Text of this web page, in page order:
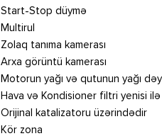
Start-Stop düymə
Multirul
Zolaq tanıma kamerası
Arxa görüntü kamerası
Motorun yağı və qutunun yağı
Hava və Kondisioner filtri yenisi
Orijinal katalizatoru üzərindədir
Kör zona